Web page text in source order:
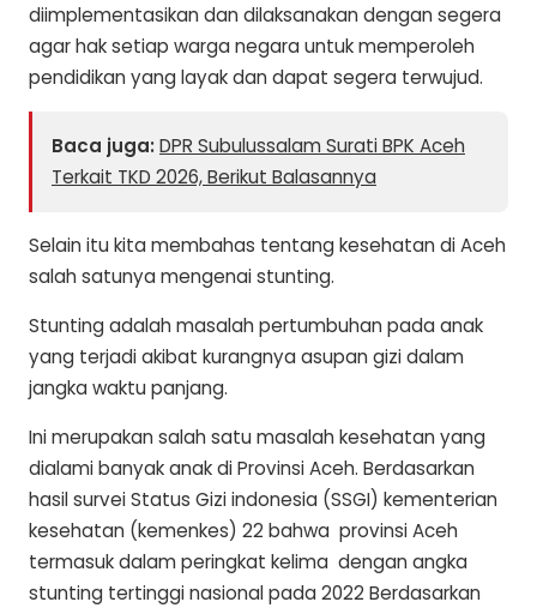
diimplementasikan dan dilaksanakan dengan segera
agar hak setiap warga negara untuk memperoleh
pendidikan yang layak dan dapat segera terwujud.
Baca juga:DPR Subulussalam Surati BPK Aceh
Terkait TKD 2026, Berikut Balasannya
Selain itu kita membahas tentang kesehatan di Aceh
salah satunya mengenai stunting.
Stunting adalah masalah pertumbuhan pada anak
yang terjadi akibat kurangnya asupan gizi dalam
jangka waktu panjang.
Ini merupakan salah satu masalah kesehatan yang
dialami banyak anak di Provinsi Aceh. Berdasarkan
hasil survei Status Gizi indonesia (SSGI) kementerian
kesehatan (kemenkes) 22 bahwa provinsi Aceh
termasuk dalam peringkat kelima dengan angka
stunting tertinggi nasional pada 2022 Berdasarkan